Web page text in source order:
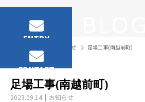
ENTRY
CONTACT
お知らせ 足場工事(南越前町)
足場工事(南越前町)
2023.09.14 お知らせ